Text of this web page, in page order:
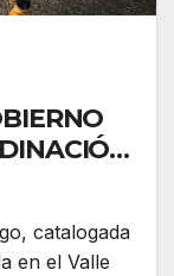
LAS
catalogada
en el Valle